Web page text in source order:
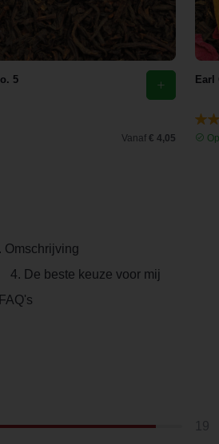
5
Vanaf € 4,05
Earl
Omschrijving
4. De beste keuze voor mij